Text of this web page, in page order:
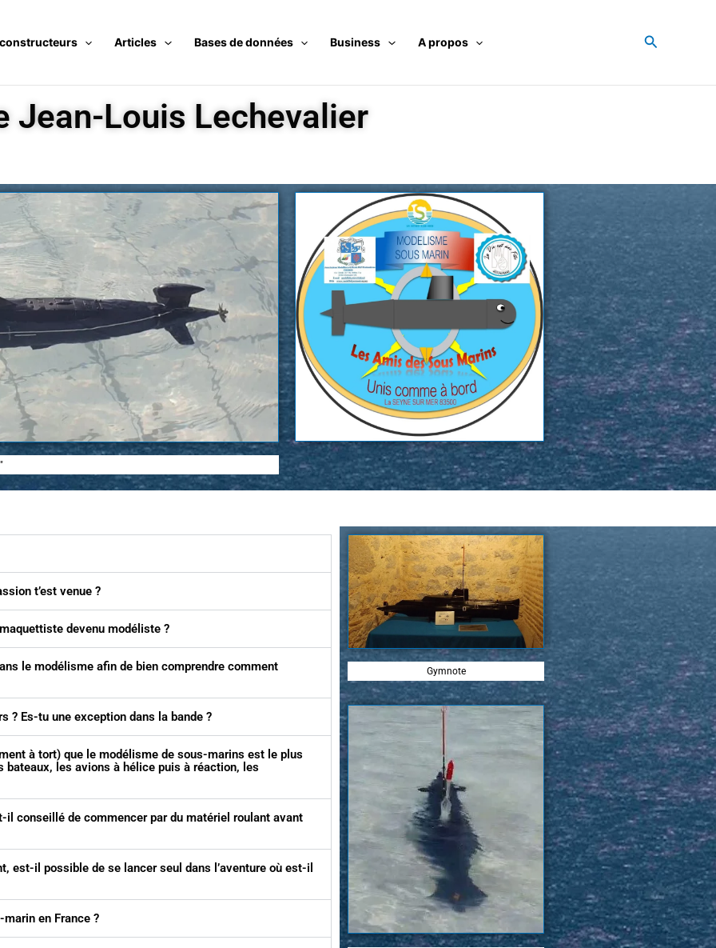
Articles Bases de données Business A propos
Jean-Louis Lechevalier
t’est venue ?
devenu modéliste ?
le modélisme afin de bien comprendre comment
? Es-tu une exception dans la bande ?
à tort) que le modélisme de sous-marins est le plus
les avions à hélice puis à réaction, les
conseillé de commencer par du matériel roulant avant
est-il possible de se lancer seul dans l’aventure où est-il
en France ?
Gymnote